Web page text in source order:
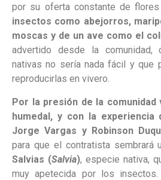
por su oferta constante de flores
insectos como abejorros,
moscas y de un ave como el
advertido desde la comunidad,
nativas no sería nada fácil y que
reproducirlas en vivero.
Por la presión de la
humedal, y con la experiencia
Jorge Vargas y Robinson
para que el contratista sembrará
Salvias (Salvia), especie nativa,
muy apetecida por los